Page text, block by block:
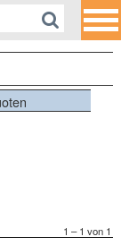
1 – 1 von 1